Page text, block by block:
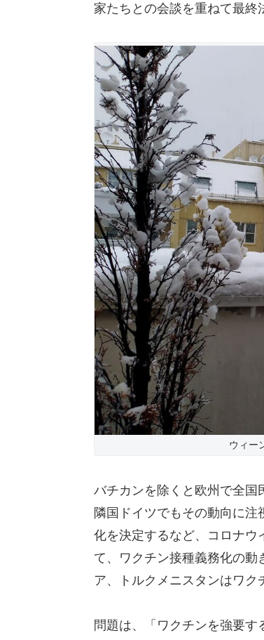
家たちとの会談を重ねて最終
ウィー
バチカンを除くと欧州で全国
隣国ドイツでもその動向に
化を決定するなど、コロナウ
て、ワクチン接種義務化の
ア、トルクメニスタンはワク
問題は、「ワクチンを強要